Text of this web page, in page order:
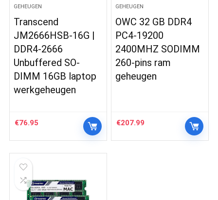
GEHEUGEN
Transcend
JM2666HSB-16G |
DDR4-2666
Unbuffered SO-
DIMM 16GB laptop
werkgeheugen
€76.95
GEHEUGEN
OWC 32 GB DDR4
PC4-19200
2400MHZ SODIMM
260-pins ram
geheugen
€207.99